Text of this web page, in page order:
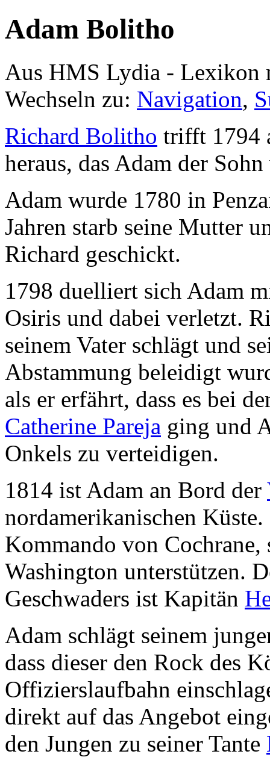
Adam Bolitho
Aus HMS Lydia - Lexikon
Wechseln zu: Navigation,
Richard Bolitho trifft 1794
heraus, das Adam der
Adam wurde 1780 in
Jahren starb seine Mutter
Richard geschickt.
1798 duelliert sich Adam
Osiris und dabei verletzt.
seinem Vater schlägt und
Abstammung beleidigt
als er erfährt, dass es bei
Catherine Pareja ging und
Onkels zu verteidigen.
1814 ist Adam an Bord der
nordamerikanischen
Kommando von
Washington unterstützen.
Geschwaders ist Kapitän
Adam schlägt seinem
dass dieser den Rock des
Offizierslaufbahn
direkt auf das Angebot
den Jungen zu seiner Tante